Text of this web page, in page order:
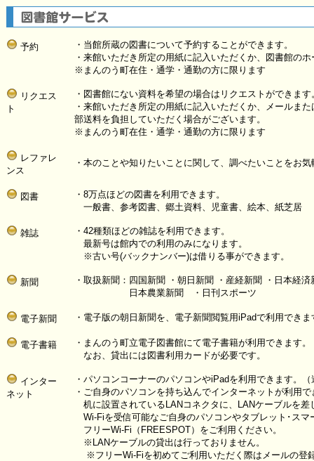
予約
・当館所蔵の図書について予約することができます。
・来館いただき所定の用紙に記入いただくか、図書館の
※まんのう町在住・通学・通勤の方に限ります
リクエス
ト
・図書館にない資料を希望の場合はリクエストができます
・来館いただき所定の用紙に記入いただくか、メールま
部送料を負担していただく場合がございます。
※まんのう町在住・通学・通勤の方に限ります
レファレ
ンス
・本のことや知りたいことに関して、調べたいことをお
図書
・8万点ほどの図書を利用できます。
一般書、参考図書、郷土資料、児童書、絵本、紙芝居
雑誌
・42種類ほどの雑誌を利用できます。
最新号は館内での利用のみになります。
※古い号(バックナンバー)は借りる事ができます。
新聞
・取扱新聞：四国新聞 ・朝日新聞 ・産経新聞 ・日本経
日本農業新聞 ・日刊スポーツ
電子新聞 ・電子版の朝日新聞を、電子新聞閲覧用iPadで利用できま
電子書籍
・まんのう町立電子図書館にて電子書籍が利用できます。
なお、貸出には図書利用カードが必要です。
インター
ネット
・パソコンコーナーのパソコンやiPadを利用できます。
・ご自身のパソコンを持ち込んでインターネットが利用で
机に設置されているLANコネクタに、LANケーブルを差
Wi-Fiを受信可能なご自身のパソコンやタブレット･スマ
フリーWi-Fi（FREESPOT）をご利用ください。
※LANケーブルの貸出は行っておりません。
※フリーWi-Fiを初めてご利用いただく際はメールの登